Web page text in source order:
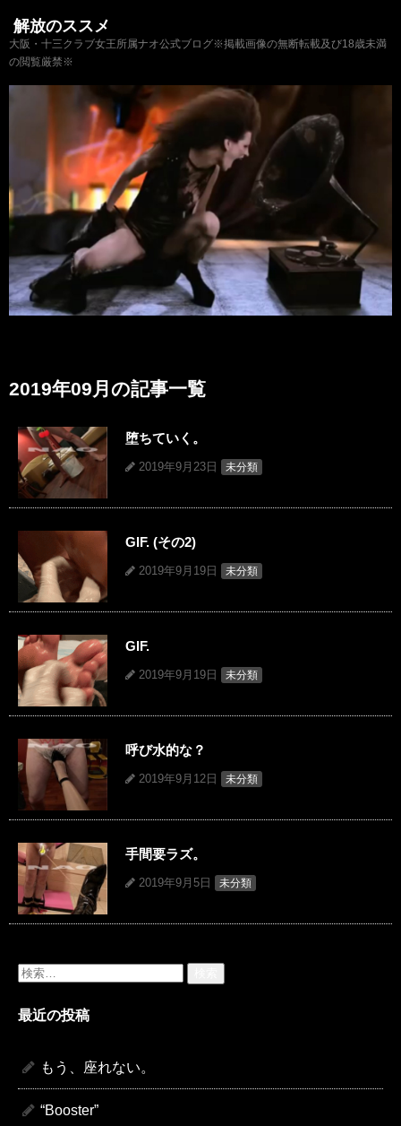
解放のススメ
大阪・十三クラブ女王所属ナオ公式ブログ※掲載画像の無断転載及び18歳未満
の閲覧厳禁※
2019年09月の記事一覧
堕ちていく。
2019年9月23日 未分類
GIF. (その2)
2019年9月19日 未分類
GIF.
2019年9月19日 未分類
呼び水的な？
2019年9月12日 未分類
手間要ラズ。
2019年9月5日 未分類
検
最近の投稿
もう、座れない。
“Booster”